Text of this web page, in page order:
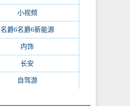
小视频(171)
名爵6名爵6新能源(168)
内饰
长安
自驾游(112)